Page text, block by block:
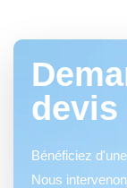
Bénéficiez
Nous